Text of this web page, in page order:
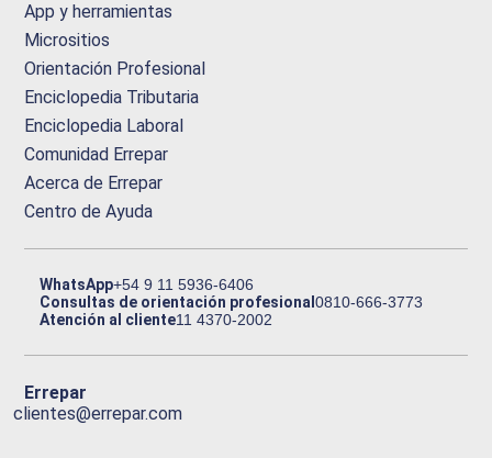
App y herramientas
Micrositios
Orientación Profesional
Enciclopedia Tributaria
Enciclopedia Laboral
Comunidad Errepar
Acerca de Errepar
Centro de Ayuda
WhatsApp+54 9 11 5936-6406
Consultas de orientación profesional0810-666-3773
Atención al cliente11 4370-2002
Errepar
clientes@errepar.com